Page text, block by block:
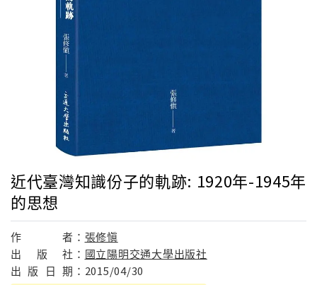
近代臺灣知識份子的軌跡: 1920年-1945年
的思想
作 者： 張修愼
出
版 社： 國立陽明交通大學出版社
出 版 日 期： 2015/04/30